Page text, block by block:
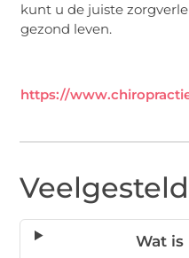
kunt u de juiste
gezond leven.
https://
Wat